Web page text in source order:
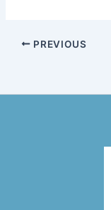
PREVIOUS